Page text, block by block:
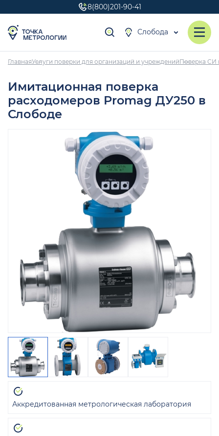
8(800)201-90-41
Слобода
ГлавнаяУслуги поверки для организаций и учрежденийПоверка СИ
Имитационная поверка
расходомеров Promag ДУ250 в
Слободе
Аккредитованная метрологическая лаборатория